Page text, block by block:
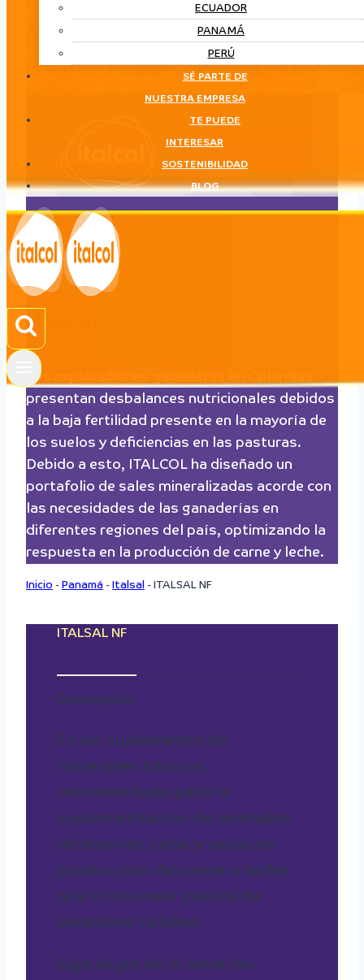
ECUADOR
PANAMÁ
PERÚ
SÉ PARTE DE
NUESTRA EMPRESA
TE PUEDE
INTERESAR
SOSTENIBILIDAD
BLOG
Italsal
LÍNEA
Italsal
Las explotaciones ganaderas en Colombia
presentan desbalances nutricionales debidos
a la baja fertilidad presente en la mayoría de
los suelos y deficiencias en las pasturas.
Debido a esto, ITALCOL ha diseñado un
portafolio de sales mineralizadas acorde con
las necesidades de las ganaderías en
diferentes regiones del país, optimizando la
respuesta en la producción de carne y leche.
Inicio - Panamá - Italsal - ITALSAL NF
ITALSAL NF
Descripción
Es un suplemento de
minerales básicos
recomendada para la
suplementación de animales
de levante, ceba y vacas en
producción de carne o leche
que consumen pastos de
excelente calidad.
Siga al pie de la letra las